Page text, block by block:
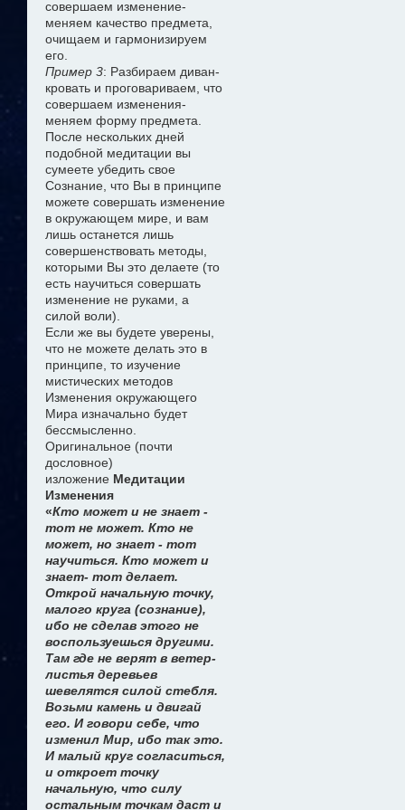
совершаем изменение-
меняем качество предмета,
очищаем и гармонизируем
его.
Пример 3: Разбираем диван-
кровать и проговариваем, что
совершаем изменения-
меняем форму предмета.
После нескольких дней
подобной медитации вы
сумеете убедить свое
Сознание, что Вы в принципе
можете совершать изменение
в окружающем мире, и вам
лишь останется лишь
совершенствовать методы,
которыми Вы это делаете (то
есть научиться совершать
изменение не руками, а
силой воли).
Если же вы будете уверены,
что не можете делать это в
принципе, то изучение
мистических методов
Изменения окружающего
Мира изначально будет
бессмысленно.
Оригинальное (почти
дословное)
изложение Медитации
Изменения
«Кто может и не знает -
тот не может. Кто не
может, но знает - тот
научиться. Кто может и
знает- тот делает.
Открой начальную точку,
малого круга (сознание),
ибо не сделав этого не
воспользуешься другими.
Там где не верят в ветер-
листья деревьев
шевелятся силой стебля.
Возьми камень и двигай
его. И говори себе, что
изменил Мир, ибо так это.
И малый круг согласиться,
и откроет точку
начальную, что силу
остальным точкам даст и